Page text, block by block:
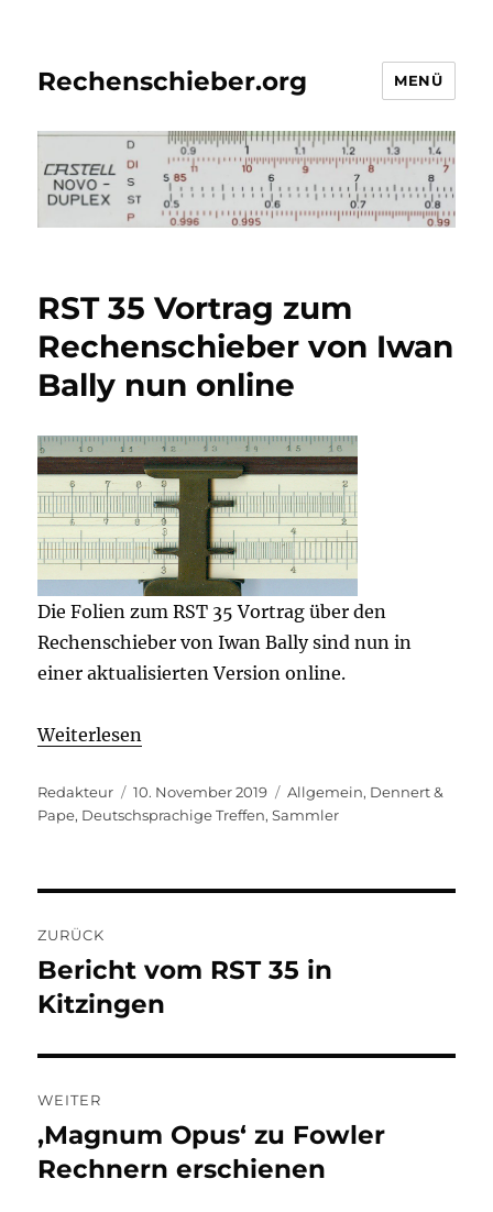
Rechenschieber.org MENÜ
RST 35 Vortrag zum
Rechenschieber von Iwan
Bally nun online
Die Folien zum RST 35 Vortrag über den
Rechenschieber von Iwan Bally sind nun in
einer aktualisierten Version online.
Weiterlesen
Autor
Redakteur
Veröffentlicht
am
10. November 2019 Kategorien
Allgemein, Dennert &
Pape, Deutschsprachige Treffen,Sammler
ZURÜCK
Vorheriger
Beitrag:
Bericht vom RST 35 in
Kitzingen
WEITER
Nächster
Beitrag:
‚Magnum Opus‘ zu Fowler
Rechnern erschienen